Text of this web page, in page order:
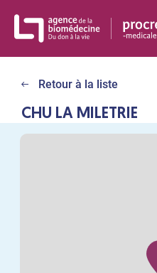
Retour à la liste
CHU LA MILETRIE